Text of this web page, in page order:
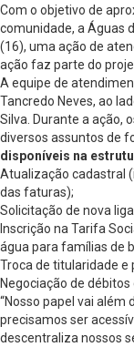
Com o objetivo de
comunidade, a Águas
(16), uma ação de
ação faz parte do
A equipe de
Tancredo Neves, ao
Silva. Durante a ação,
diversos assuntos de
disponíveis na
Atualização cadastral
das faturas);
Solicitação de nova
Inscrição na Tarifa
água para famílias de
Troca de titularidade e
Negociação de
“Nosso papel vai
precisamos ser
descentraliza nossos